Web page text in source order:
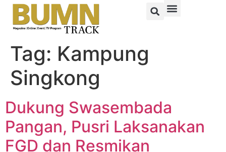
Tag: Kampung
Singkong
Dukung Swasembada
Pangan, Pusri Laksanakan
FGD dan Resmikan